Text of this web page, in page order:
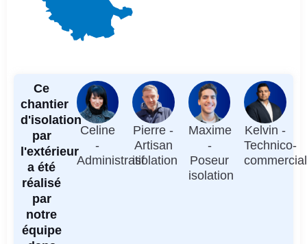
Ce
chantier
d'isolation
par
l'extérieur
a été
réalisé
par
notre
équipe
Celine
-
Administratif
Pierre -
Artisan
isolation
Maxime
-
Poseur
isolation
Kelvin -
Technico-
commercial